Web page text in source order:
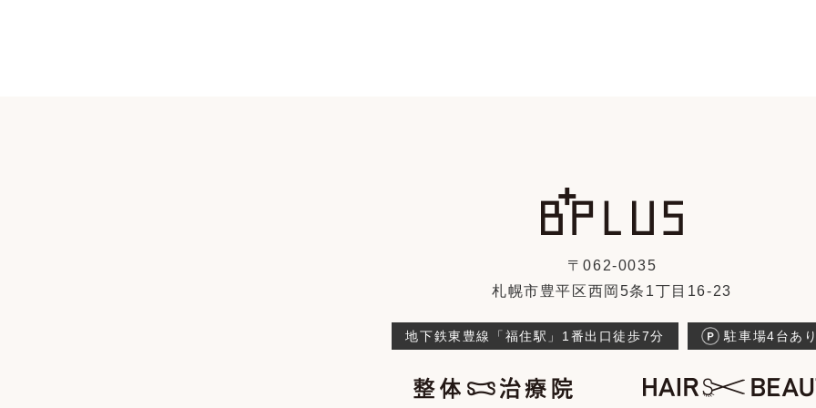
〒062-0035
札幌市豊平区西岡5条1丁目16-23
地下鉄東豊線「福住駅」1番出口徒歩7分 駐車場4台あ